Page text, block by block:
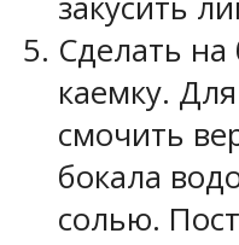
Сделать
каемку.
смочить
бокала
солью.